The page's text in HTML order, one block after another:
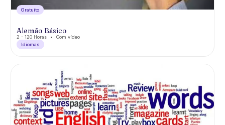
Gratuíto
Alemão Básico
2 - 120 Horas
Com vídeo
Idiomas